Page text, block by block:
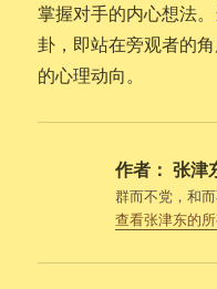
掌握对手的内心想法
卦，即站在旁观者的
的心理动向。
作者： 张津
群而不党，和
查看张津东的